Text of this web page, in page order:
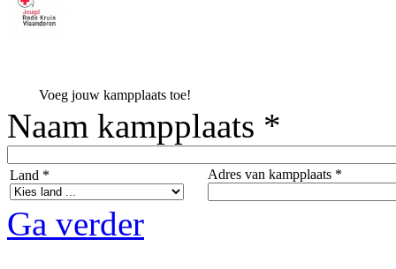
Voeg jouw kampplaats toe!
Naam kampplaats *
Land * Adres van kampplaats *
Ga verder